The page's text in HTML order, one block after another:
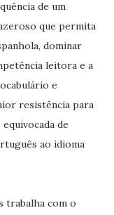
de um
que permita
dominar
leitora e a
e
resistência para
de
ao idioma
trabalha com o